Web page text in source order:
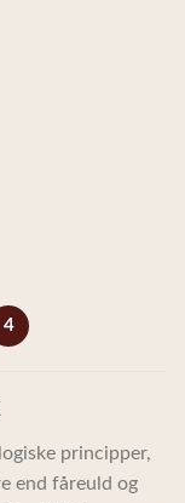
4
principper,
end fåreuld og